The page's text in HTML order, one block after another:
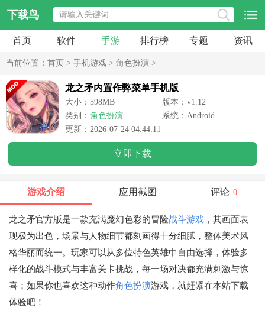
下载鸟
首页 软件 手游 排行榜 专题 资讯
当前位置： 首页 > 手机游戏 > 角色扮演 >
龙之矛内置作弊菜单手机版
大小：598MB
版本：v1.12
类别： 角色扮演
系统：Android
更新：2026-07-24 04:44:11
立即下载
游戏介绍 应用截图 评论 0
龙之矛官方版是一款充满魔幻色彩的冒险战斗游戏 ，其画面表
现极为出色，场景与人物细节都刻画得十分细腻，整体美术风
格华丽而统一。玩家可以从多位特色英雄中自由选择，体验多
样化的战斗模式与丰富关卡挑战，每一场对决都充满刺激与惊
喜；如果你也喜欢这种动作角色扮演游戏，就赶紧在本站下载
体验吧！